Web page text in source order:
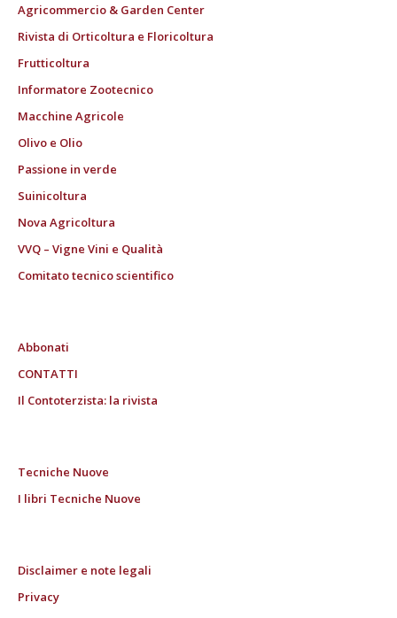
Agricommercio & Garden Center
Rivista di Orticoltura e Floricoltura
Frutticoltura
Informatore Zootecnico
Macchine Agricole
Olivo e Olio
Passione in verde
Suinicoltura
Nova Agricoltura
VVQ – Vigne Vini e Qualità
Comitato tecnico scientifico
Abbonati
CONTATTI
Il Contoterzista: la rivista
Tecniche Nuove
I libri Tecniche Nuove
Disclaimer e note legali
Privacy